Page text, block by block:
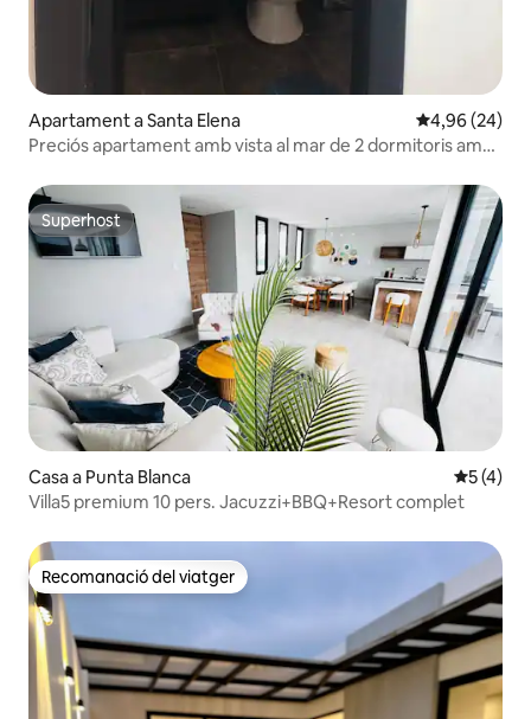
Apartament a Santa Elena 4,96 de
4,96 (24)
Preciós apartament amb vista al mar de 2 dormitoris amb
Superhost
Superhost
Casa a Punta Blanca 5 de
5 (4)
Villa5 premium 10 pers. Jacuzzi+BBQ+Resort complet
Recomanació del viatger
Recomanació del viatger